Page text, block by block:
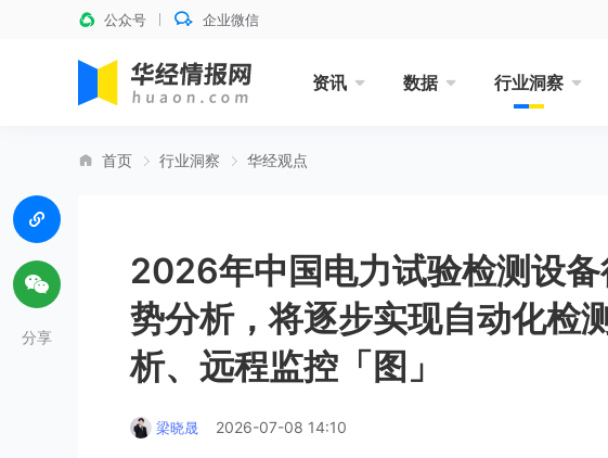
公众号 企业微信
资讯 数据 行业洞察
首页 行业洞察 华经观点
2026年中国电力试验检测设
势分析，将逐步实现自动化检
析、远程监控「图」
梁晓晟 2026-07-08 14:10
分享